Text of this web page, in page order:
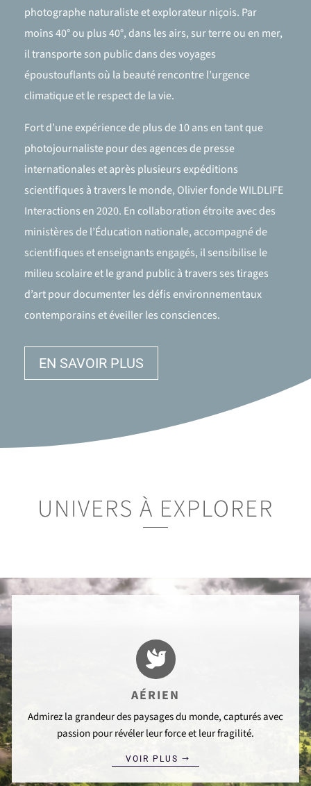
photographe naturaliste et explorateur niçois. Par
moins 40° ou plus 40°, dans les airs, sur terre ou en mer,
il transporte son public dans des voyages
époustouflants où la beauté rencontre l’urgence
climatique et le respect de la vie.
Fort d’une expérience de plus de 10 ans en tant que
photojournaliste pour des agences de presse
internationales et après plusieurs expéditions
scientifiques à travers le monde, Olivier fonde WILDLIFE
Interactions en 2020. En collaboration étroite avec des
ministères de l’Éducation nationale, accompagné de
scientifiques et enseignants engagés, il sensibilise le
milieu scolaire et le grand public à travers ses tirages
d’art pour documenter les défis environnementaux
contemporains et éveiller les consciences.
EN SAVOIR PLUS
UNIVERS À EXPLORER

AÉRIEN
Admirez la grandeur des paysages du monde, capturés avec
passion pour révéler leur force et leur fragilité.
VOIR PLUS